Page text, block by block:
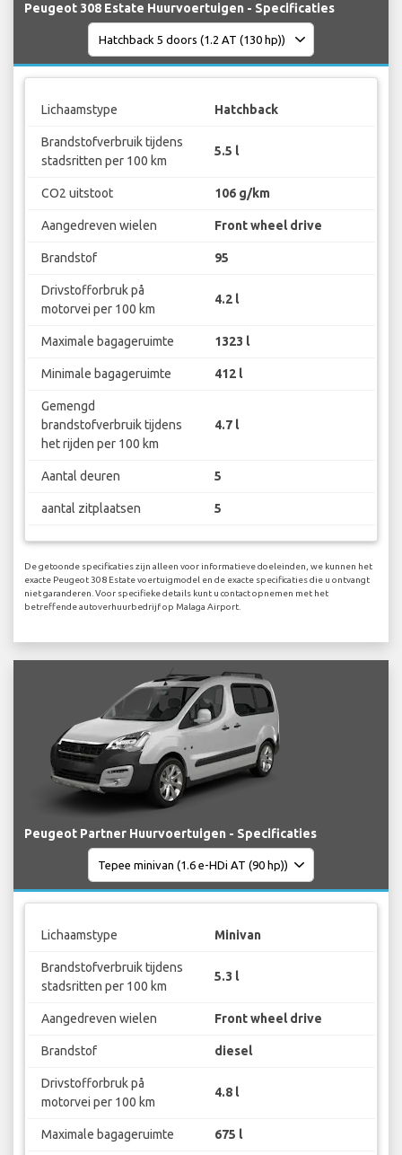
Peugeot 308 Estate Huurvoertuigen - Specificaties
Lichaamstype Hatchback
Brandstofverbruik tijdens
stadsritten per 100 km
5.5 l
CO2 uitstoot 106 g/km
Aangedreven wielen Front wheel drive
Brandstof 95
Drivstofforbruk på
motorvei per 100 km
4.2 l
Maximale bagageruimte 1323 l
Minimale bagageruimte 412 l
Gemengd
brandstofverbruik tijdens
het rijden per 100 km
4.7 l
Aantal deuren 5
aantal zitplaatsen 5
De getoonde specificaties zijn alleen voor informatieve doeleinden, we kunnen het
exacte Peugeot 308 Estate voertuigmodel en de exacte specificaties die u ontvangt
niet garanderen. Voor specifieke details kunt u contact opnemen met het
betreffende autoverhuurbedrijf op Malaga Airport.
Peugeot Partner Huurvoertuigen - Specificaties
Lichaamstype Minivan
Brandstofverbruik tijdens
stadsritten per 100 km
5.3 l
Aangedreven wielen Front wheel drive
Brandstof diesel
Drivstofforbruk på
motorvei per 100 km
4.8 l
Maximale bagageruimte 675 l